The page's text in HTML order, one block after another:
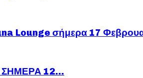
Lounge σήμερα 17
ΣΗΜΕΡΑ 12...